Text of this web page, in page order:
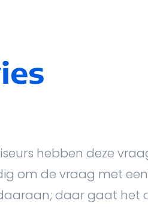
hebben deze
om de vraag met een
daar gaat het